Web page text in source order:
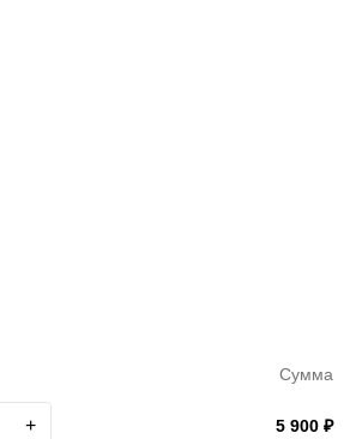
Сумма
+ 5 900 ₽